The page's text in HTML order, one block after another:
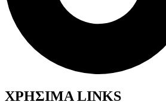
ΧΡΗΣΙΜΑ LINKS